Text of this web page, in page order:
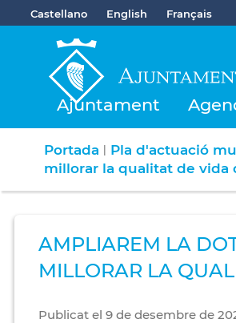
Castellano English Français
Ajuntament
Portada | Pla d'actuació
millorar la qualitat de vida
AMPLIAREM LA
MILLORAR LA
Publicat el 9 de desembre de